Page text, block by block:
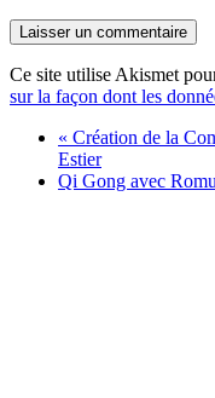
Ce site utilise Akismet
sur la façon dont les
« Création de la
Estier
Qi Gong avec